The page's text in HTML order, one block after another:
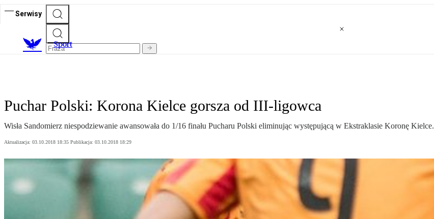
Serwisy
Sport
Puchar Polski: Korona Kielce gorsza od III-ligowca
Wisła Sandomierz niespodziewanie awansowała do 1/16 finału Pucharu Polski eliminując występującą w Ekstraklasie Koronę Kielce.
Aktualizacja: 03.10.2018 18:35 Publikacja: 03.10.2018 18:29